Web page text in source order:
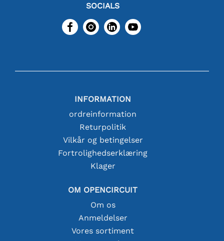
SOCIALS
INFORMATION
ordreinformation
Returpolitik
Vilkår og betingelser
Fortrolighedserklæring
Klager
OM OPENCIRCUIT
Om os
Anmeldelser
Vores sortiment